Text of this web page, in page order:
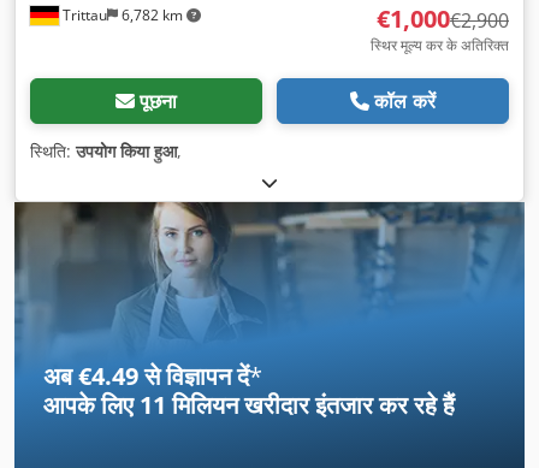
Trittau 6,782 km €1,000€2,900
स्थिर मूल्य कर के अतिरिक्त
पूछना कॉल करें
स्थिति:उपयोग किया हुआ,
अब €4.49 से विज्ञापन दें*
आपके लिए11 मिलियन खरीदारइंतजार कर रहे हैं